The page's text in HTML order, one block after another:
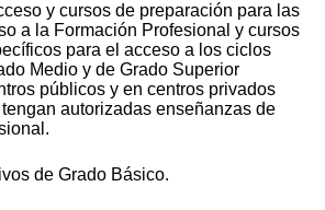
y cursos de preparación para las
a la Formación Profesional y cursos
para el acceso a los ciclos
Medio y de Grado Superior
públicos y en centros privados
autorizadas enseñanzas de
de Grado Básico.